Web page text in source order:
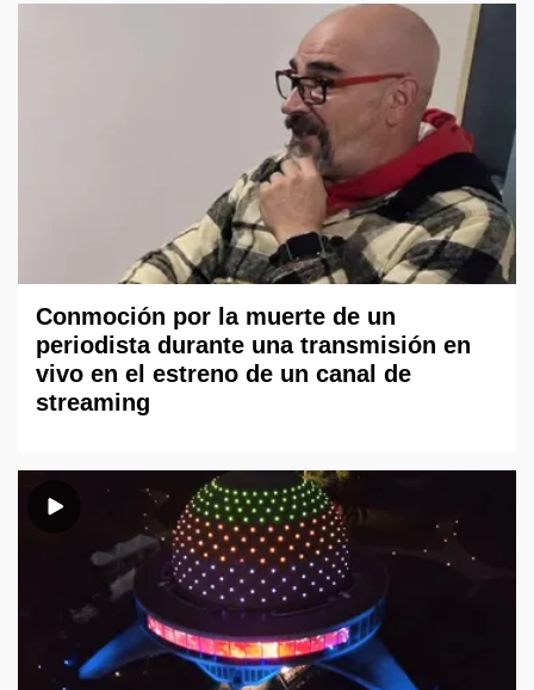
Conmoción por la muerte de un
periodista durante una transmisión en
vivo en el estreno de un canal de
streaming